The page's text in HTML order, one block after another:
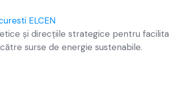
ELCEN
și direcțiile strategice pentru
surse de energie sustenabile.